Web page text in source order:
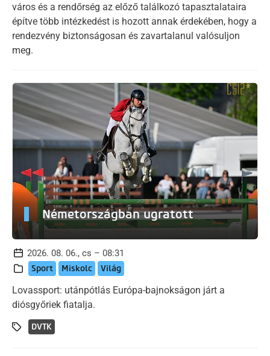
város és a rendőrség az előző találkozó tapasztalataira
építve több intézkedést is hozott annak érdekében, hogy a
rendezvény biztonságosan és zavartalanul valósuljon
meg.
Németországban ugratott
2026. 08. 06., cs – 08:31
Sport Miskolc Világ
Lovassport: utánpótlás Európa-bajnokságon járt a
diósgyőriek fiatalja.
DVTK